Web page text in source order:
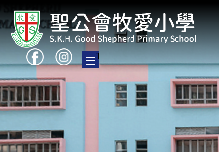
Toggle main menu visibility